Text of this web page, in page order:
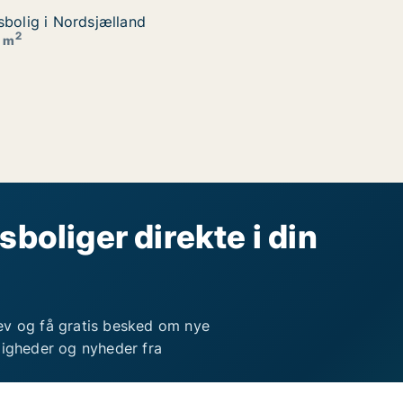
i Nordsjælland
i Nordsjælland
m2
direkte i din
og få gratis besked om nye
og nyheder fra